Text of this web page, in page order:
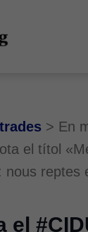
> En
el títol
nous reptes
el